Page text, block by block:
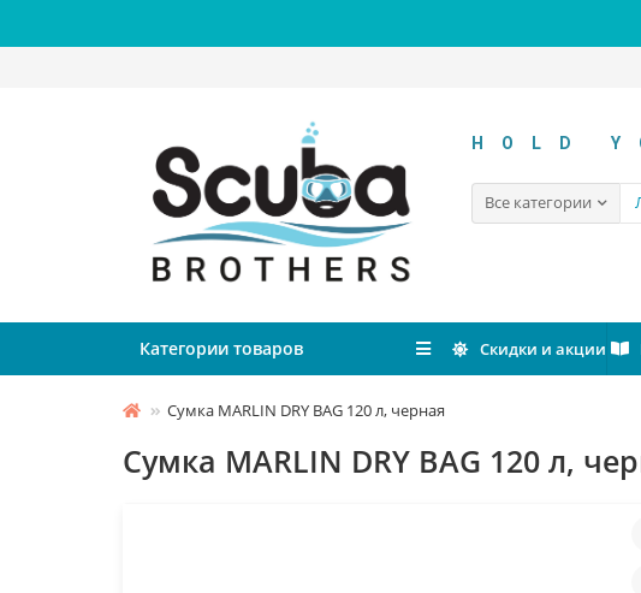
HOLD
Все категории
Категории товаров Скидки и акции
Сумка MARLIN DRY BAG 120 л, черная
Сумка MARLIN DRY BAG 120 л,